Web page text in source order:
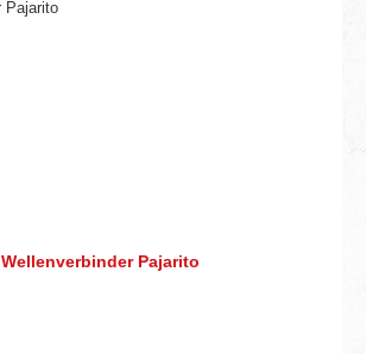
Wellenverbinder Pajarito